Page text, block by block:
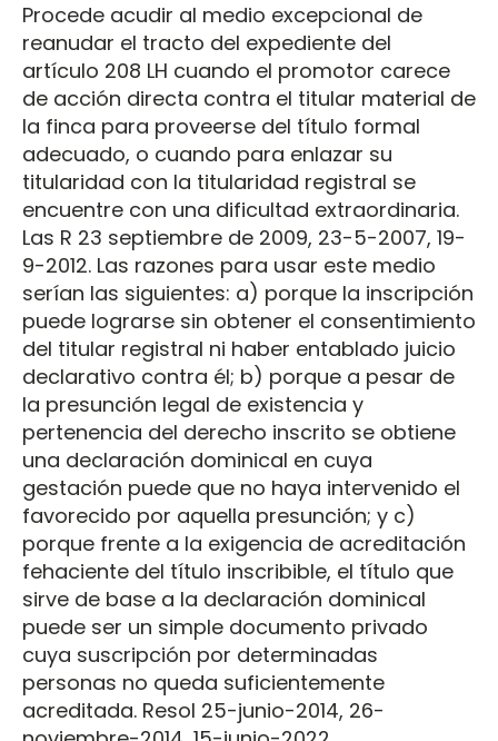
Procede acudir al medio excepcional de
reanudar el tracto del expediente del
artículo 208 LH cuando el promotor carece
de acción directa contra el titular material de
la finca para proveerse del título formal
adecuado, o cuando para enlazar su
titularidad con la titularidad registral se
encuentre con una dificultad extraordinaria.
Las R 23 septiembre de 2009, 23-5-2007, 19-
9-2012. Las razones para usar este medio
serían las siguientes: a) porque la inscripción
puede lograrse sin obtener el consentimiento
del titular registral ni haber entablado juicio
declarativo contra él; b) porque a pesar de
la presunción legal de existencia y
pertenencia del derecho inscrito se obtiene
una declaración dominical en cuya
gestación puede que no haya intervenido el
favorecido por aquella presunción; y c)
porque frente a la exigencia de acreditación
fehaciente del título inscribible, el título que
sirve de base a la declaración dominical
puede ser un simple documento privado
cuya suscripción por determinadas
personas no queda suficientemente
acreditada. Resol 25-junio-2014, 26-